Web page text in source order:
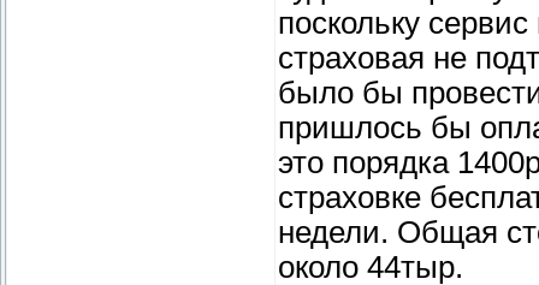
поскольку
страховая не
было бы
пришлось бы
это порядка
страховке
недели. Общая
около 44тыр.